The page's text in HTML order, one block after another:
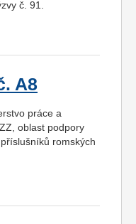
č. 91.
A8
práce a
oblast podpory
romských